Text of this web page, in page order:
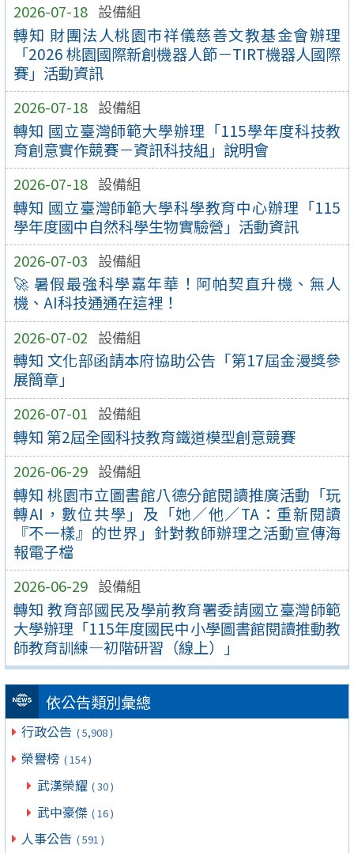
2026-07-18 設備組
轉知 財團法人桃園市祥儀慈善文教基金會辦理
「2026 桃園國際新創機器人節－TIRT機器人國際
賽」活動資訊
2026-07-18 設備組
轉知 國立臺灣師範大學辦理「115學年度科技教
育創意實作競賽－資訊科技組」說明會
2026-07-18 設備組
轉知 國立臺灣師範大學科學教育中心辦理「115
學年度國中自然科學生物實驗營」活動資訊
2026-07-03 設備組
🚀 暑假最強科學嘉年華！阿帕契直升機、無人
機、AI科技通通在這裡！
2026-07-02 設備組
轉知 文化部函請本府協助公告「第17屆金漫獎參
展簡章」
2026-07-01 設備組
轉知 第2屆全國科技教育鐵道模型創意競賽
2026-06-29 設備組
轉知 桃園市立圖書館八德分館閱讀推廣活動「玩
轉AI，數位共學」及「她／他／TA：重新閱讀
『不一樣』的世界」針對教師辦理之活動宣傳海
報電子檔
2026-06-29 設備組
轉知 教育部國民及學前教育署委請國立臺灣師範
大學辦理「115年度國民中小學圖書館閱讀推動教
師教育訓練—初階研習（線上）」
依公告類別彙總
行政公告 ( 5,908 )
榮譽榜 ( 154 )
武漢榮耀 ( 30 )
武中豪傑 ( 16 )
人事公告 ( 591 )